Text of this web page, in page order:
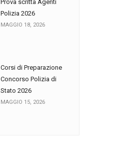
Prova scritta Agenti
Polizia 2026
MAGGIO 18, 2026
Corsi di Preparazione
Concorso Polizia di
Stato 2026
MAGGIO 15, 2026